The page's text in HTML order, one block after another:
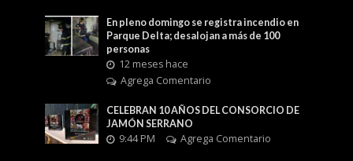
En pleno domingo se registra incendio en
Parque Delta; desalojan a más de 100
personas
12 meses hace
Agrega Comentario
CELEBRAN 10 AÑOS DEL CONSORCIO DE
JAMÓN SERRANO
9:44 PM Agrega Comentario